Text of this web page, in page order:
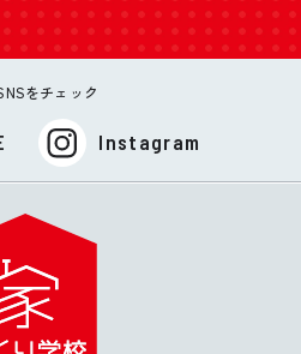
をチェック
Instagram